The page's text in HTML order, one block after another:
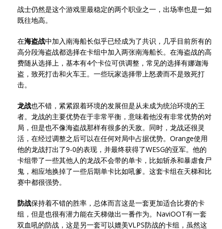
战士仍然是这个游戏里最稳定的两个职业之一，出场率也是一如
既往地高。
在海盗战中加入南海船长似乎已经成为了共识，几乎目前所有的
高分段海盗战都选择在卡组中加入两张南海船长。在海盗战的高
费随从选择上，基本有4个卡位可供调整，常见的选择有娜迦海
盗，致死打击和火车王。一些玩家选择带上怒袭而不是致死打
击。
龙战也不错，紧紧跟着环境的发展但是从未成为统治环境的王
者。龙战的主要优势在于非常平衡，意味着他没有非常优势的对
局，但是也不像海盗战那样有很多的天敌。同时，龙战还很灵
活，在经过调整之后可以在任何对局中占据优势。Orange使用
他的龙战打出了9-0的表现，并最终获得了WESG的亚军。他的
卡组带了一些其他人的龙战不会带的单卡，比如斩杀和暴虐食尸
鬼，相应地换掉了一些后期单卡比如吼爹。这套卡组在天梯和比
赛中都很强势。
防战保持着不错的胜率，总体而言这是一套更加适合比赛的卡
组，但是也很有潜力能在天梯做出一番作为。NaviOOT有一套
双血吼的防战，这是另一套可以媲美VLPS防战的卡组，虽然这